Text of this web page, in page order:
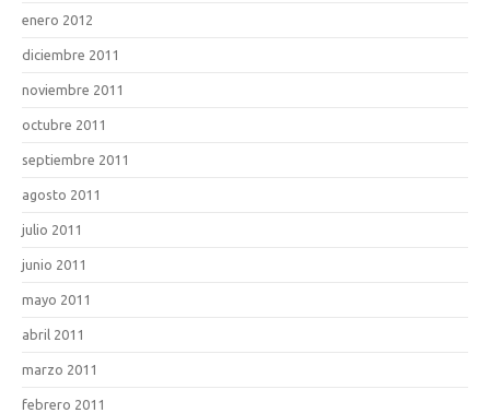
enero 2012
diciembre 2011
noviembre 2011
octubre 2011
septiembre 2011
agosto 2011
julio 2011
junio 2011
mayo 2011
abril 2011
marzo 2011
febrero 2011